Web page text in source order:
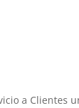
a Clientes